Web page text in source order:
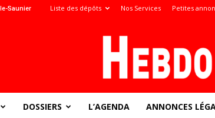
Saunier Liste des dépôts Nos Services Petites
DOSSIERS L’AGENDA ANNONCES